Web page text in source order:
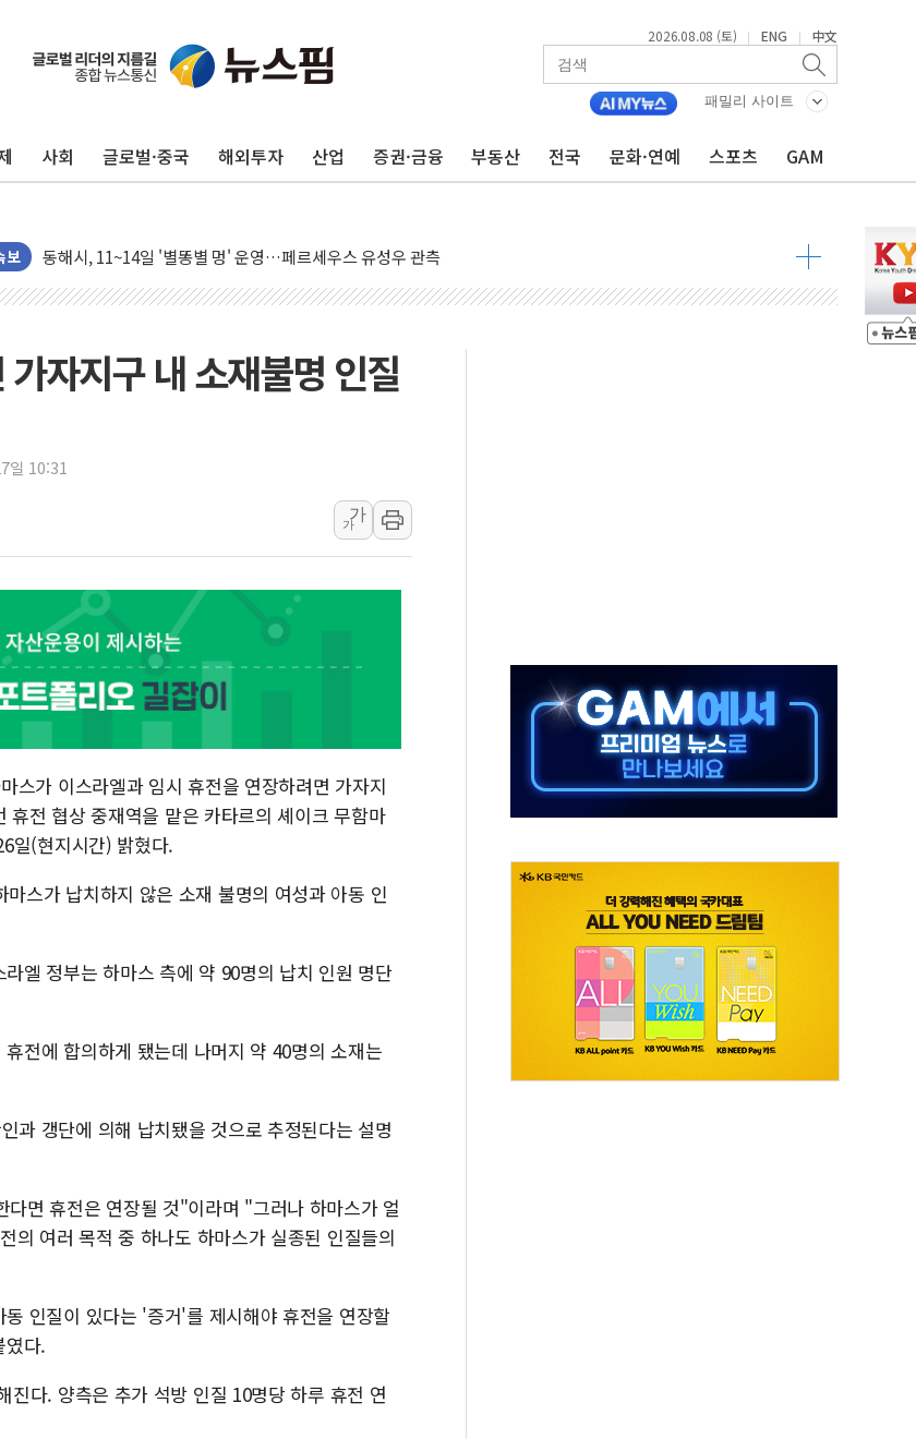
2026.08.08 (토) | ENG | 中文
패밀리 사이트
사회 글로벌·중국 해외투자 산업 증권·금융 부동산 전국 문화·연예 스포츠 GAM
보
李대통령, ISA 개편 재검토 지시…與 "적극 환영"·野 "졸속 국정"
동해중부 전 해상 풍랑주의보…10일까지 최대 3.5m 높은 물결
中 전방위 아파트 부양, 수도 베이징도 부동산 규제 철폐
인제 용대리 계곡서 수위 상승으로 피서객 7명 고립…전원 구조
강원 중·남부 동해안 시간당 50mm 이상 폭우…호우경보 발효
청양 밭에서 일하던 90대 숨져…온열질환 여부 조사
李대통령, 'ISA·주가누르기 방지법' 전면 재검토 지시
'호우 특보' 경북 울진 시간당 20~30mm 강한 비...가뭄 해소될 듯
10월 보완수사권 폐지·공소청 출범…피해자들 '범죄 사각지대' 우려
한상협, 업계 개인정보 보안 새판 짠다…'자율규제단체' 타진
뉴욕증시, 고용 쇼크에 금리 인상 우려 후퇴…S&P500 최고치
트럼프, 쿡 연준 이사 해임 재추진…"26일까지 의혹 소명" 요구
유럽증시, 美 고용 예상 밖 부진에 연준 금리 인상 가능성 낮아지며 상승… STOXX 600 지수는 나흘 연속 최고치
자지구 내 소재불명 인질
일 10:31
가
가
스가 이스라엘과 임시 휴전을 연장하려면 가자지
전 협상 중재역을 맡은 카타르의 셰이크 무함마
일(현지시간) 밝혔다.
스가 납치하지 않은 소재 불명의 여성과 아동 인
엘 정부는 하마스 측에 약 90명의 납치 인원 명단
전에 합의하게 됐는데 나머지 약 40명의 소재는
과 갱단에 의해 납치됐을 것으로 추정된다는 설명
면 휴전은 연장될 것"이라며 "그러나 하마스가 얼
의 여러 목적 중 하나도 하마스가 실종된 인질들의
인질이 있다는 '증거'를 제시해야 휴전을 연장할
다.
다. 양측은 추가 석방 인질 10명당 하루 휴전 연